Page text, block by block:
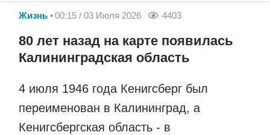
Жизнь 00:15 / 03 Июля 2026 4403
80 лет назад на карте появилась
Калининградская область
4 июля 1946 года Кенигсберг был
переименован в Калининград, а
Кенигсбергская область - в